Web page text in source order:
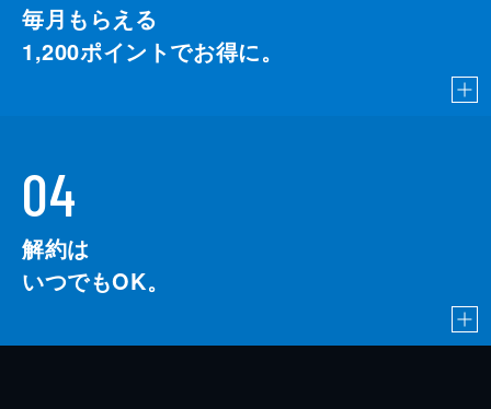
毎月もらえる
1,200ポイントでお得に。
04
解約は
いつでもOK。